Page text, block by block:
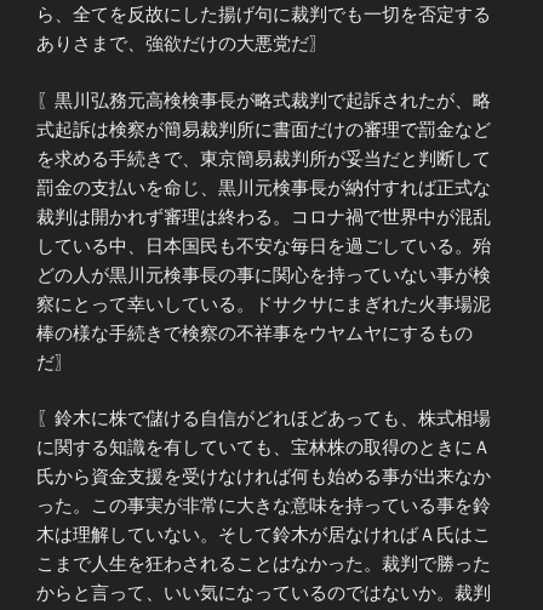
ら、全てを反故にした揚げ句に裁判でも一切を否定する
ありさまで、強欲だけの大悪党だ〗
〖黒川弘務元高検検事長が略式裁判で起訴されたが、略
式起訴は検察が簡易裁判所に書面だけの審理で罰金など
を求める手続きで、東京簡易裁判所が妥当だと判断して
罰金の支払いを命じ、黒川元検事長が納付すれば正式な
裁判は開かれず審理は終わる。コロナ禍で世界中が混乱
している中、日本国民も不安な毎日を過ごしている。殆
どの人が黒川元検事長の事に関心を持っていない事が検
察にとって幸いしている。ドサクサにまぎれた火事場泥
棒の様な手続きで検察の不祥事をウヤムヤにするもの
だ〗
〖鈴木に株で儲ける自信がどれほどあっても、株式相場
に関する知識を有していても、宝林株の取得のときにＡ
氏から資金支援を受けなければ何も始める事が出来なか
った。この事実が非常に大きな意味を持っている事を鈴
木は理解していない。そして鈴木が居なければＡ氏はこ
こまで人生を狂わされることはなかった。裁判で勝った
からと言って、いい気になっているのではないか。裁判